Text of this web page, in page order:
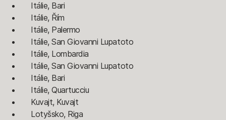
Itálie, Bari
Itálie, Řím
Itálie, Palermo
Itálie, San Giovanni Lupatoto
Itálie, Lombardia
Itálie, San Giovanni Lupatoto
Itálie, Bari
Itálie, Quartucciu
Kuvajt, Kuvajt
Lotyšsko, Riga